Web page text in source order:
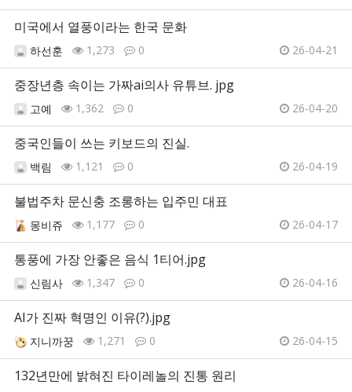
미국에서 열풍이라는 한국 문화
하선훈 1,273 0 26-04-21
중장년층 속이는 가짜ai의사 유튜브. jpg
고예 1,362 0 26-04-20
중국인들이 쓰는 키보드의 진실.
백림 1,121 0 26-04-19
불법주차 문신충 조롱하는 입주민 대표
몽비쥬 1,177 0 26-04-17
통풍에 가장 안좋은 음식 1티어.jpg
신림사 1,347 0 26-04-16
AI가 진짜 혁명인 이유(?).jpg
지니까꿍 1,271 0 26-04-15
132년만에 밝혀진 타이레놀의 진통 원리